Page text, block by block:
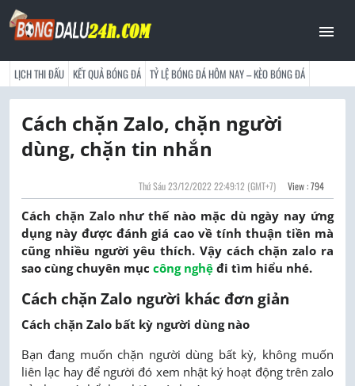
LỊCH THI ĐẤU KẾT QUẢ BÓNG ĐÁ TỶ LỆ BÓNG ĐÁ HÔM NAY – KÈO BÓNG ĐÁ
Cách chặn Zalo, chặn người
dùng, chặn tin nhắn
Thứ Sáu 23/12/2022 22:49:12 (GMT+7) View : 794
Cách chặn Zalo như thế nào mặc dù ngày nay ứng
dụng này được đánh giá cao về tính thuận tiền mà
cũng nhiều người yêu thích. Vậy cách chặn zalo ra
sao cùng chuyên mục công nghệ đi tìm hiểu nhé.
Cách chặn Zalo người khác đơn giản
Cách chặn Zalo bất kỳ người dùng nào
Bạn đang muốn chặn người dùng bất kỳ, không muốn
liên lạc hay để người đó xem nhật ký hoạt động trên zalo